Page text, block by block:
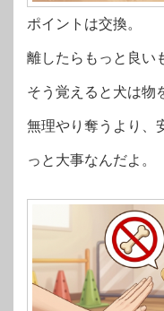
ポイントは交換。
離したらもっと良い
そう覚えると犬は物
無理やり奪うより、
っと大事なんだよ。